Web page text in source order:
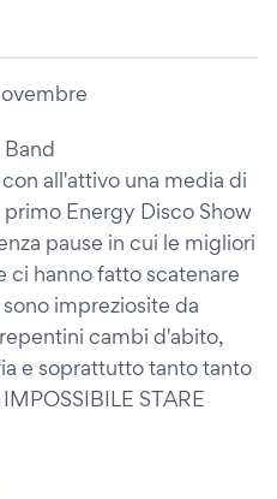
all'attivo una media di
Energy Disco Show
pause in cui le migliori
ci hanno fatto scatenare
impreziosite da
cambi d'abito,
e soprattutto tanto tanto
STARE